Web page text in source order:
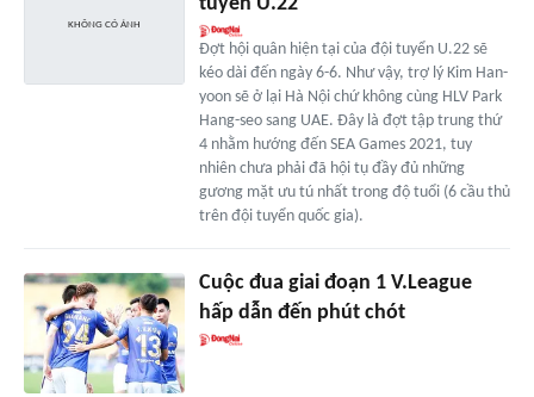
tuyển U.22
Đợt hội quân hiện tại của đội tuyển U.22 sẽ
kéo dài đến ngày 6-6. Như vậy, trợ lý Kim Han-
yoon sẽ ở lại Hà Nội chứ không cùng HLV Park
Hang-seo sang UAE. Đây là đợt tập trung thứ
4 nhằm hướng đến SEA Games 2021, tuy
nhiên chưa phải đã hội tụ đầy đủ những
gương mặt ưu tú nhất trong độ tuổi (6 cầu thủ
trên đội tuyển quốc gia).
Cuộc đua giai đoạn 1 V.League
hấp dẫn đến phút chót